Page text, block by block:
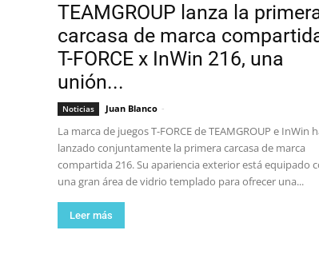
TEAMGROUP lanza la
carcasa de marca
T-FORCE x InWin 216, una
unión...
Noticias Juan Blanco -
La marca de juegos T-FORCE de TEAMGROUP e InWin
lanzado conjuntamente la primera carcasa de marca
compartida 216. Su apariencia exterior está equipado
una gran área de vidrio templado para ofrecer una...
Leer más